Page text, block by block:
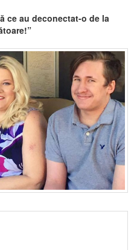
ce au deconectat-o de la